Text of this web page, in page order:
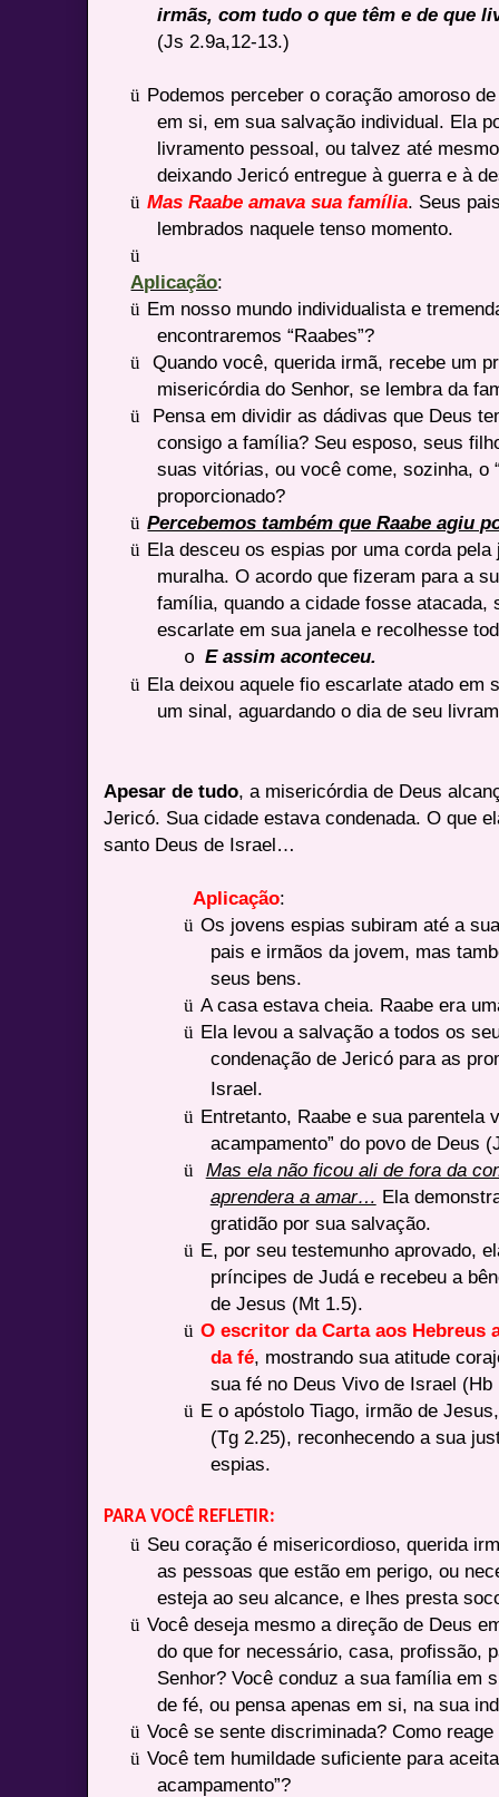
irmãs, com tudo o que têm e de que
(Js 2.9a,12-13.)
ü Podemos perceber o coração amoroso
em si, em sua salvação individual. Ela
livramento pessoal, ou talvez até
deixando Jericó entregue à guerra e à
ü Mas Raabe amava sua família. Seus
lembrados naquele tenso momento.
ü
Aplicação:
ü Em nosso mundo individualista e
encontraremos “Raabes”?
ü Quando você, querida irmã, recebe um
misericórdia do Senhor, se lembra da
ü
Pensa em dividir as dádivas que Deus
consigo a família? Seu esposo, seus
suas vitórias, ou você come, sozinha, o
proporcionado?
ü Percebemos também que Raabe agiu
ü Ela desceu os espias por uma corda
muralha. O acordo que fizeram para a
família, quando a cidade fosse atacada,
escarlate em sua janela e recolhesse
o E assim aconteceu.
ü Ela deixou aquele fio escarlate atado em
um sinal, aguardando o dia de seu
Apesar de tudo, a misericórdia de Deus
Jericó. Sua cidade estava condenada. O que
santo Deus de Israel…
Aplicação:
ü Os jovens espias subiram até a
pais e irmãos da jovem, mas
seus bens.
ü A casa estava cheia. Raabe era
ü Ela levou a salvação a todos os
condenação de Jericó para as
Israel.
ü Entretanto, Raabe e sua parentela
acampamento” do povo de Deus
ü Mas ela não ficou ali de fora da
aprendera a amar… Ela
gratidão por sua salvação.
ü E, por seu testemunho aprovado,
príncipes de Judá e recebeu a
de Jesus (Mt 1.5).
ü O escritor da Carta aos Hebreus
da fé, mostrando sua atitude
sua fé no Deus Vivo de Israel (Hb
ü E o apóstolo Tiago, irmão de
(Tg 2.25), reconhecendo a sua
espias.
PARA VOCÊ REFLETIR:
ü Seu coração é misericordioso, querida
as pessoas que estão em perigo, ou
esteja ao seu alcance, e lhes presta
ü Você deseja mesmo a direção de Deus
do que for necessário, casa, profissão,
Senhor? Você conduz a sua família em
de fé, ou pensa apenas em si, na sua
ü Você se sente discriminada? Como
ü Você tem humildade suficiente para
acampamento”?